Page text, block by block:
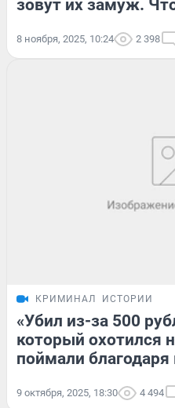
зовут их замуж.
8 ноября, 2025, 10:24 2 398
КРИМИНАЛ ИСТОРИИ
«Убил из-за 500
который охотился
поймали
9 октября, 2025, 18:30 4 494